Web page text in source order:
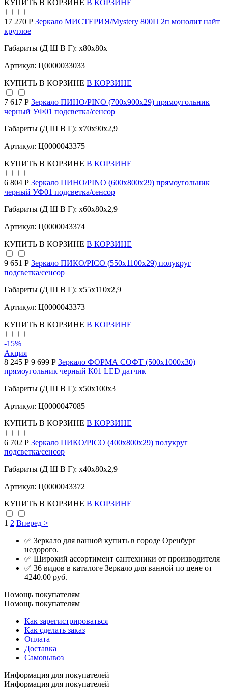
КУПИТЬ В КОРЗИНЕ В КОРЗИНЕ
17 270 Р Зеркало МИСТЕРИЯ/Mystery 800П 2п монолит найт
круглое
Габариты (Д Ш В Г): x80x80x
Артикул: Ц0000033033
КУПИТЬ В КОРЗИНЕ В КОРЗИНЕ
7 617 Р Зеркало ПИНО/PINO (700х900х29) прямоугольник
черный УФ01 подсветка/сенсор
Габариты (Д Ш В Г): x70x90x2,9
Артикул: Ц0000043375
КУПИТЬ В КОРЗИНЕ В КОРЗИНЕ
6 804 Р Зеркало ПИНО/PINO (600х800х29) прямоугольник
черный УФ01 подсветка/сенсор
Габариты (Д Ш В Г): x60x80x2,9
Артикул: Ц0000043374
КУПИТЬ В КОРЗИНЕ В КОРЗИНЕ
9 651 Р Зеркало ПИКО/PICO (550х1100х29) полукруг
подсветка/сенсор
Габариты (Д Ш В Г): x55x110x2,9
Артикул: Ц0000043373
КУПИТЬ В КОРЗИНЕ В КОРЗИНЕ
-15%
Акция
8 245 Р 9 699 Р Зеркало ФОРМА СОФТ (500х1000х30)
прямоугольник черный К01 LED датчик
Габариты (Д Ш В Г): x50x100x3
Артикул: Ц0000047085
КУПИТЬ В КОРЗИНЕ В КОРЗИНЕ
6 702 Р Зеркало ПИКО/PICO (400х800х29) полукруг
подсветка/сенсор
Габариты (Д Ш В Г): x40x80x2,9
Артикул: Ц0000043372
КУПИТЬ В КОРЗИНЕ В КОРЗИНЕ
1 2 Вперед >
✅ Зеркало для ванной купить в городе Оренбург
недорого.
✅ Широкий ассортимент сантехники от производителя
✅ 36 видов в каталоге Зеркало для ванной по цене от
4240.00 руб.
Помощь покупателям
Помощь покупателям
Как зарегистрироваться
Как сделать заказ
Оплата
Доставка
Самовывоз
Информация для покупателей
Информация для покупателей